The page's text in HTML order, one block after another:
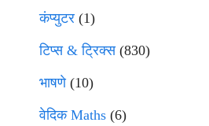
कंप्युटर (1)
टिप्स & ट्रिक्स(830)
भाषणे(10)
वेदिक Maths (6)